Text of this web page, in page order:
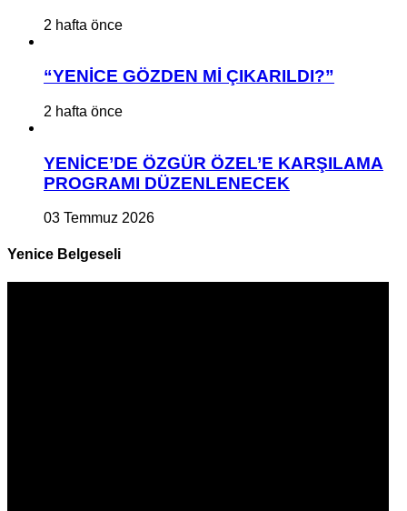
2 hafta önce
“YENİCE GÖZDEN Mİ ÇIKARILDI?”
2 hafta önce
YENİCE’DE ÖZGÜR ÖZEL’E KARŞILAMA
PROGRAMI DÜZENLENECEK
03 Temmuz 2026
Yenice Belgeseli